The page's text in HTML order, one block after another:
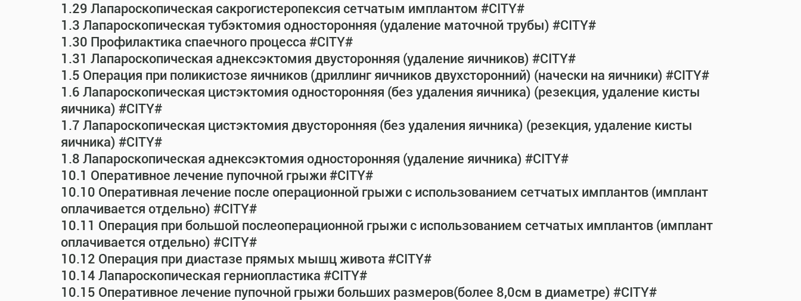
1.29 Лапароскопическая сакрогистеропексия сетчатым имплантом #CITY#
1.3 Лапароскопическая тубэктомия односторонняя (удаление маточной трубы) #CITY#
1.30 Профилактика спаечного процесса #CITY#
1.31 Лапароскопическая аднексэктомия двусторонняя (удаление яичников) #CITY#
1.5 Операция при поликистозе яичников (дриллинг яичников двухсторонний) (начески на яичники) #CITY#
1.6 Лапароскопическая цистэктомия односторонняя (без удаления яичника) (резекция, удаление кисты
яичника) #CITY#
1.7 Лапароскопическая цистэктомия двусторонняя (без удаления яичника) (резекция, удаление кисты
яичника) #CITY#
1.8 Лапароскопическая аднексэктомия односторонняя (удаление яичника) #CITY#
10.1 Оперативное лечение пупочной грыжи #CITY#
10.10 Оперативная лечение после операционной грыжи с использованием сетчатых имплантов (имплант
оплачивается отдельно) #CITY#
10.11 Операция при большой послеоперационной грыжи с использованием сетчатых имплантов (имплант
оплачивается отдельно) #CITY#
10.12 Операция при диастазе прямых мышц живота #CITY#
10.14 Лапароскопическая герниопластика #CITY#
10.15 Оперативное лечение пупочной грыжи больших размеров(более 8,0см в диаметре) #CITY#